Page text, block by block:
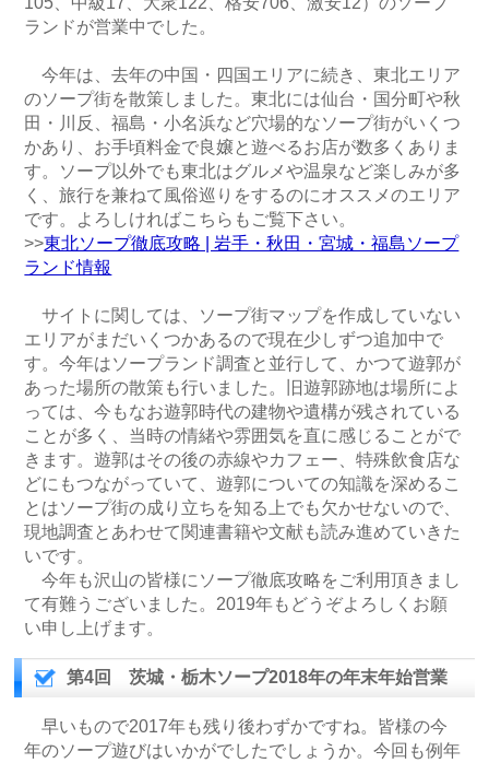
ランドが営業中でした。
今年は、去年の中国・四国エリアに続き、東北エリア
のソープ街を散策しました。東北には仙台・国分町や秋
田・川反、福島・小名浜など穴場的なソープ街がいくつ
かあり、お手頃料金で良嬢と遊べるお店が数多くありま
す。ソープ以外でも東北はグルメや温泉など楽しみが多
く、旅行を兼ねて風俗巡りをするのにオススメのエリア
です。よろしければこちらもご覧下さい。
>>東北ソープ徹底攻略 | 岩手・秋田・宮城・福島ソープ
ランド情報
サイトに関しては、ソープ街マップを作成していない
エリアがまだいくつかあるので現在少しずつ追加中で
す。今年はソープランド調査と並行して、かつて遊郭が
あった場所の散策も行いました。旧遊郭跡地は場所によ
っては、今もなお遊郭時代の建物や遺構が残されている
ことが多く、当時の情緒や雰囲気を直に感じることがで
きます。遊郭はその後の赤線やカフェー、特殊飲食店な
どにもつながっていて、遊郭についての知識を深めるこ
とはソープ街の成り立ちを知る上でも欠かせないので、
現地調査とあわせて関連書籍や文献も読み進めていきた
いです。
今年も沢山の皆様にソープ徹底攻略をご利用頂きまし
て有難うございました。2019年もどうぞよろしくお願
い申し上げます。
第4回 茨城・栃木ソープ2018年の年末年始営業
早いもので2017年も残り後わずかですね。皆様の今
年のソープ遊びはいかがでしたでしょうか。今回も例年